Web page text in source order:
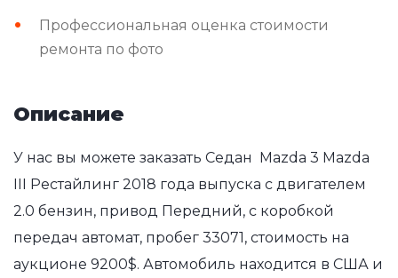
Профессиональная оценка стоимости
ремонта по фото
Описание
У нас вы можете заказать Седан Mazda 3 Mazda
III Рестайлинг 2018 года выпуска с двигателем
2.0 бензин, привод Передний, с коробкой
передач автомат, пробег 33071, стоимость на
аукционе 9200$. Автомобиль находится в США и